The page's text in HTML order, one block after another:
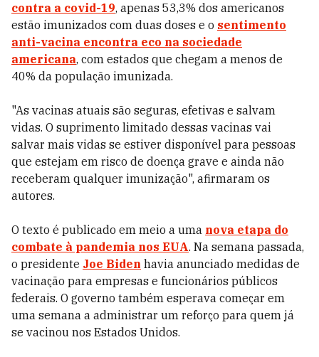
contra a covid-19, apenas 53,3% dos americanos
estão imunizados com duas doses e o sentimento
anti-vacina encontra eco na sociedade
americana, com estados que chegam a menos de
40% da população imunizada.
"As vacinas atuais são seguras, efetivas e salvam
vidas. O suprimento limitado dessas vacinas vai
salvar mais vidas se estiver disponível para pessoas
que estejam em risco de doença grave e ainda não
receberam qualquer imunização", afirmaram os
autores.
O texto é publicado em meio a uma nova etapa do
combate à pandemia nos EUA. Na semana passada,
o presidente Joe Biden havia anunciado medidas de
vacinação para empresas e funcionários públicos
federais. O governo também esperava começar em
uma semana a administrar um reforço para quem já
se vacinou nos Estados Unidos.